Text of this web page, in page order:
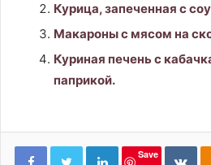
Курица, запеченная с
Макароны с мясом на
Куриная печень с
паприкой.
LinkedIn
Save